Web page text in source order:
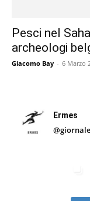
Pesci nel
archeologi
Giacomo Bay - 6 Marzo
Ermes